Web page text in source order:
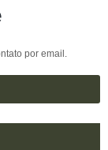
por email.